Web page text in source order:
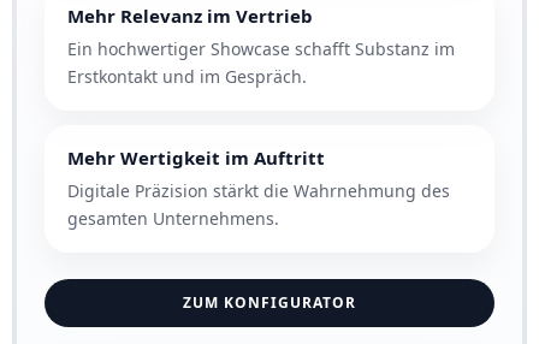
Mehr Relevanz im Vertrieb
Ein hochwertiger Showcase schafft Substanz im
Erstkontakt und im Gespräch.
Mehr Wertigkeit im Auftritt
Digitale Präzision stärkt die Wahrnehmung des
gesamten Unternehmens.
ZUM KONFIGURATOR